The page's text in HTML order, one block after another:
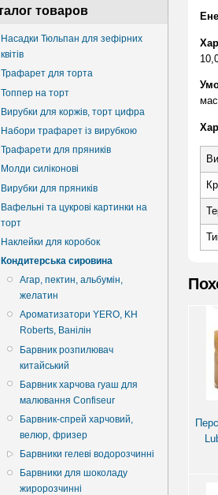
товаров
Насадки Тюльпан для зефірних
квітів
Трафарет для торта
Топпер на торт
Вирубки для коржів, торт цифра
Набори трафарет із вирубкою
Трафарети для пряників
Молди силіконові
Вирубки для пряників
Вафельні та цукрові картинки на
торт
Наклейки для коробок
Кондитерська сировина
Агар, пектин, альбумін,
желатин
Ароматизатори YERO, KH
Roberts, Ванілін
Барвник розпилювач
китайський
Барвник харчова гуаш для
малювання Confiseur
Барвник-спрей харчовий,
велюр, фризер
Барвники гелеві водорозчинні
Барвники для шоколаду
жиророзчинні